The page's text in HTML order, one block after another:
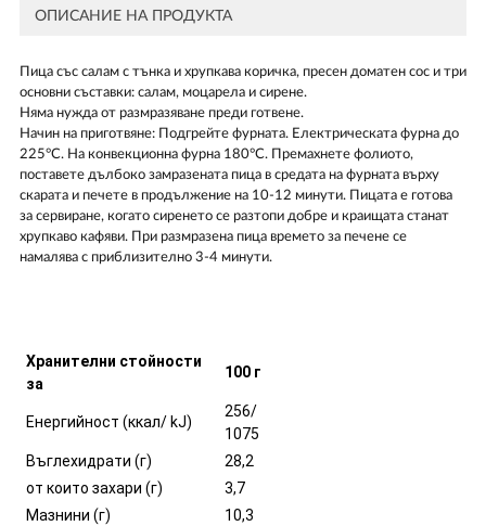
ОПИСАНИЕ НА ПРОДУКТА
Пица със салам с тънка и хрупкава коричка, пресен доматен сос и три
основни съставки: салам, моцарела и сирене.
Няма нужда от размразяване преди готвене.
Начин на приготвяне: Подгрейте фурната. Електрическата фурна до
225°С. На конвекционна фурна 180°С. Премахнете фолиото,
поставете дълбоко замразената пица в средата на фурната върху
скарата и печете в продължение на 10-12 минути. Пицата е готова
за сервиране, когато сиренето се разтопи добре и краищата станат
хрупкаво кафяви. При размразена пица времето за печене се
намалява с приблизително 3-4 минути.
Хранителни стойности
за
100 г
Енергийност (ккал/ kJ)
256/
1075
Въглехидрати (г)
28,2
от които захари (г)
3,7
Мазнини (г)
10,3